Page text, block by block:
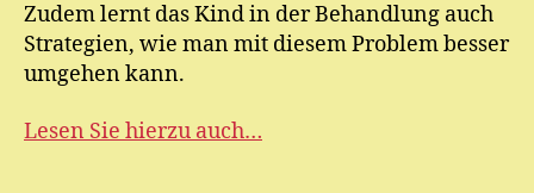
Zudem lernt das Kind in der Behandlung auch
Strategien, wie man mit diesem Problem besser
umgehen kann.
Lesen Sie hierzu auch…